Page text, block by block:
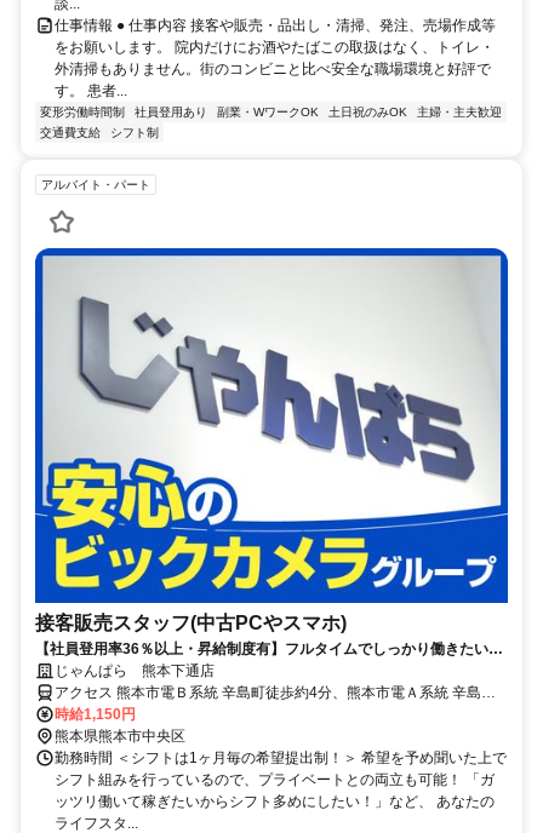
談...
仕事情報 ● 仕事内容 接客や販売・品出し・清掃、発注、売場作成等
をお願いします。 院内だけにお酒やたばこの取扱はなく、トイレ・
外清掃もありません。街のコンビニと比べ安全な職場環境と好評で
す。 患者...
変形労働時間制 社員登用あり 副業・WワークOK 土日祝のみOK
主婦・主夫歓迎
交通費支給
シフト制
アルバイト・パート
接客販売スタッフ(中古PCやスマホ)
【社員登用率36％以上・昇給制度有】フルタイムでしっかり働きたい方
歓迎！未経験から正社員へ挑戦できます◎面接から最短3日以内で勤務
可能♪
じゃんぱら 熊本下通店
アクセス 熊本市電Ｂ系統 辛島町徒歩約4分、熊本市電Ａ系統 辛島町
徒歩約4分、熊本市電Ａ系統/熊本市電Ｂ系統 花畑町徒歩約5分 辛島町
駅徒歩4分・通町筋駅徒歩6分
時給1,150円
熊本県熊本市中央区
勤務時間 ＜シフトは1ヶ月毎の希望提出制！＞ 希望を予め聞いた上で
シフト組みを行っているので、プライベートとの両立も可能！ 「ガ
ッツリ働いて稼ぎたいからシフト多めにしたい！」など、 あなたの
ライフスタ...